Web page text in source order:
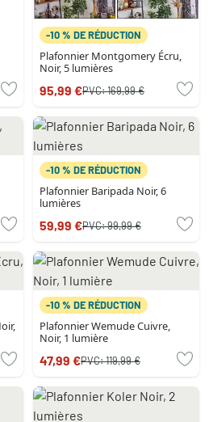
-10 % DE RÉDUCTION
Plafonnier Montgomery Écru,
Noir, 5 lumières
95,99 €PVC:169,99 €
-10 % DE RÉDUCTION
Plafonnier Baripada Noir, 6
lumières
59,99 €PVC:99,99 €
-10 % DE RÉDUCTION
Plafonnier Wemude Cuivre,
Noir, 1 lumière
47,99 €PVC:119,99 €